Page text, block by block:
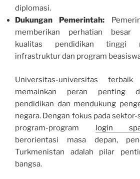
diplomasi.
Dukungan Pemerintah:
memberikan perhatian besar
kualitas pendidikan tinggi
infrastruktur dan program
Universitas-universitas
memainkan peran penting
pendidikan dan mendukung
negara. Dengan fokus pada
program-program login
berorientasi masa depan,
Turkmenistan adalah pilar
bangsa.